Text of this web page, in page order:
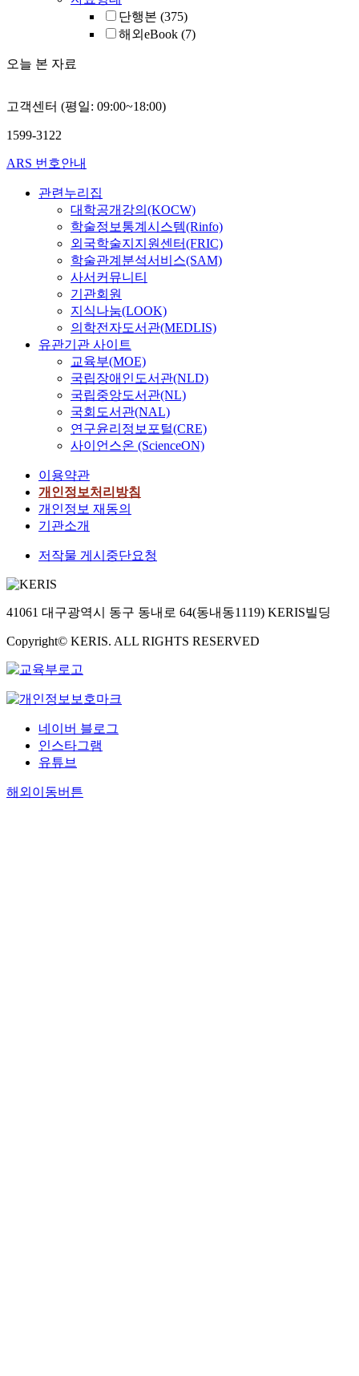
단행본 (375)
해외eBook (7)
오늘 본 자료
고객센터 (평일: 09:00~18:00)
1599-3122
ARS 번호안내
관련누리집
대학공개강의(KOCW)
학술정보통계시스템(Rinfo)
외국학술지지원센터(FRIC)
학술관계분석서비스(SAM)
사서커뮤니티
기관회원
지식나눔(LOOK)
의학전자도서관(MEDLIS)
유관기관 사이트
교육부(MOE)
국립장애인도서관(NLD)
국립중앙도서관(NL)
국회도서관(NAL)
연구윤리정보포털(CRE)
사이언스온 (ScienceON)
이용약관
개인정보처리방침
개인정보 재동의
기관소개
저작물 게시중단요청
41061 대구광역시 동구 동내로 64(동내동1119) KERIS빌딩
Copyright© KERIS. ALL RIGHTS RESERVED
네이버 블로그
인스타그램
유튜브
해외이동버튼